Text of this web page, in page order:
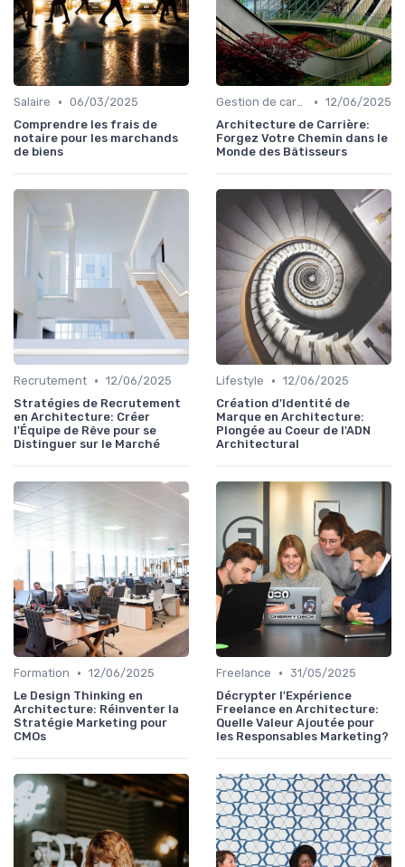
Salaire • 06/03/2025
Comprendre les frais de
notaire pour les marchands
de biens
Gestion de carrière • 12/06/2025
Architecture de Carrière:
Forgez Votre Chemin dans le
Monde des Bâtisseurs
Recrutement • 12/06/2025
Stratégies de Recrutement
en Architecture: Créer
l'Équipe de Rêve pour se
Distinguer sur le Marché
Lifestyle • 12/06/2025
Création d'Identité de
Marque en Architecture:
Plongée au Coeur de l'ADN
Architectural
Formation • 12/06/2025
Le Design Thinking en
Architecture: Réinventer la
Stratégie Marketing pour
CMOs
Freelance • 31/05/2025
Décrypter l'Expérience
Freelance en Architecture:
Quelle Valeur Ajoutée pour
les Responsables Marketing?